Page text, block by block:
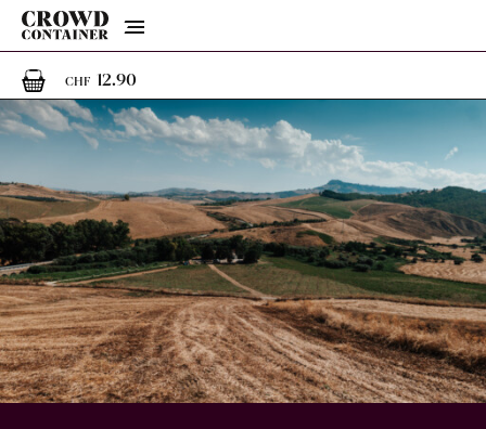
Menu
CHF 12.901 Artikel im Warenkorb